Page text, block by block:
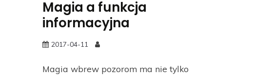
Magia a funkcja
informacyjna
2017-04-11
Magia wbrew pozorom ma nie tylko